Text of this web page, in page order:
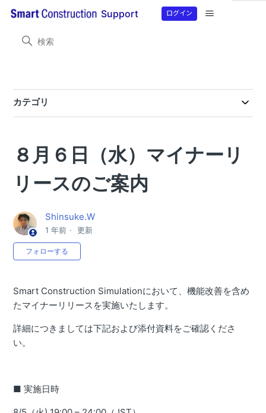
Support ログイン
Smart Construction Simulation 製品情報 更新情報
カテゴリ
マニュアル
動画マニュアル
更新情報
2026年7月21日（火）マイナーリリースのご案内
2026年6月23日（火）マイナーリリースのご案内
５月２６日（火）マイナーリリースのご案内
３月３１日（火）マイナーリリースのご案内
８月６日（水）マイナーリ
リースのご案内
Shinsuke.W
1 年前 更新
フォローする
Smart Construction Simulationにおいて、機能改善を含め
たマイナーリリースを実施いたします。
詳細につきましては下記および添付資料をご確認くださ
い。
■ 実施日時